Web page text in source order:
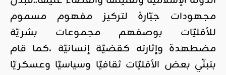
مجهودات جبّارة لتركيز مفهوم مسموم
للأقليّات بوصفهم مجموعات بشريّة
مضطهدة وإثارته كقضيّة إنسانيّة ،كما قام
بتبنّي بعض الأقليّات ثقافيّا وسياسيّا وعسكريّا